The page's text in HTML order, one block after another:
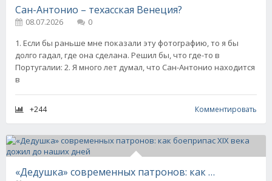
Сан-Антонио – техасская Венеция?
08.07.2026
0
1. Если бы раньше мне показали эту фотографию, то я бы
долго гадал, где она сделана. Решил бы, что где-то в
Португалии: 2. Я много лет думал, что Сан-Антонио находится
в
+244 Комментировать
«Дедушка» современных патронов: как боеприпас XIX века дожил до наших дней